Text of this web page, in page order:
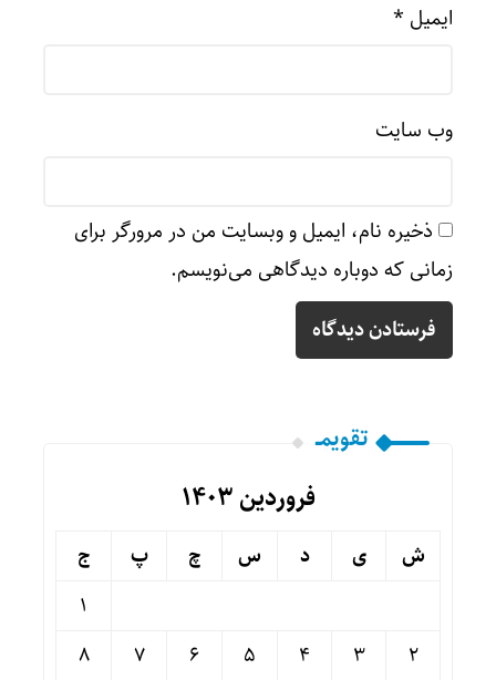
ایمیل *
وب‌ سایت
ذخیره نام، ایمیل و وبسایت من در مرورگر برای
زمانی که دوباره دیدگاهی می‌نویسم.
تقویمــ
فروردین ۱۴۰۳
ش ی د س چ پ ج
1
2
3
4
5
6
7
8